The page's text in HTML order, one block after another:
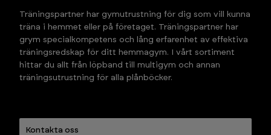
Träningspartner har gymutrustning för dig som vill kunna
träna i hemmet eller på företaget. Träningspartner har
grym specialkompetens och lång erfarenhet av effektiva
träningsredskap för ditt hemmagym. I vårt sortiment
hittar du allt från löpband till multigym och annan
träningsutrustning för alla plånböcker.
Kontakta oss